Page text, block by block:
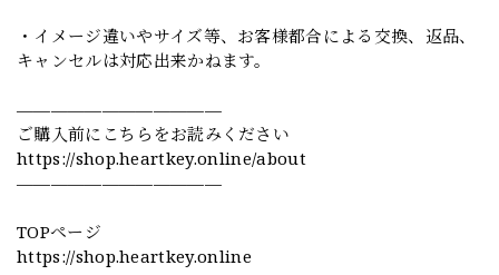
・イメージ違いやサイズ等、お客様都合による交換、返品、
キャンセルは対応出来かねます。
————————————
ご購入前にこちらをお読みください
https://shop.heartkey.online/about
————————————
TOPページ
https://shop.heartkey.online